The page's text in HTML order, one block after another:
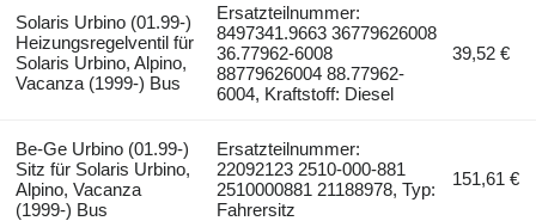
Solaris Urbino (01.99-)
Heizungsregelventil für
Solaris Urbino, Alpino,
Vacanza (1999-) Bus
Ersatzteilnummer:
8497341.9663 36779626008
36.77962-6008
88779626004 88.77962-
6004, Kraftstoff: Diesel
39,52 €
Be-Ge Urbino (01.99-)
Sitz für Solaris Urbino,
Alpino, Vacanza
(1999-) Bus
Ersatzteilnummer:
22092123 2510-000-881
2510000881 21188978, Typ:
Fahrersitz
151,61 €